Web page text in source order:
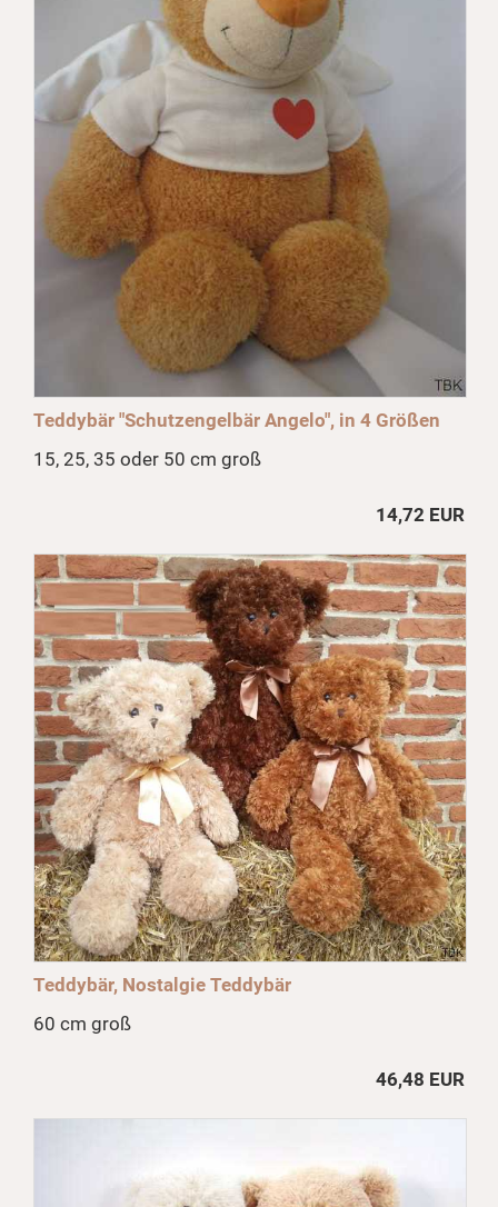
Teddybär "Schutzengelbär Angelo", in 4 Größen
15, 25, 35 oder 50 cm groß
14,72 EUR
Teddybär, Nostalgie Teddybär
60 cm groß
46,48 EUR